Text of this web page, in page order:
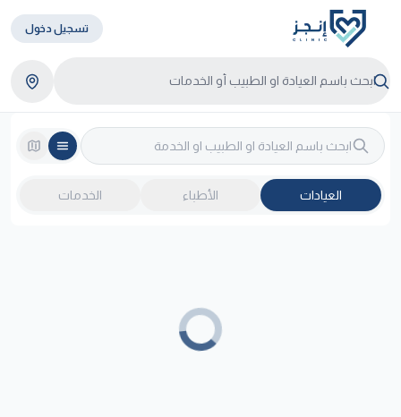
تسجيل دخول
العيادات الأطباء الخدمات